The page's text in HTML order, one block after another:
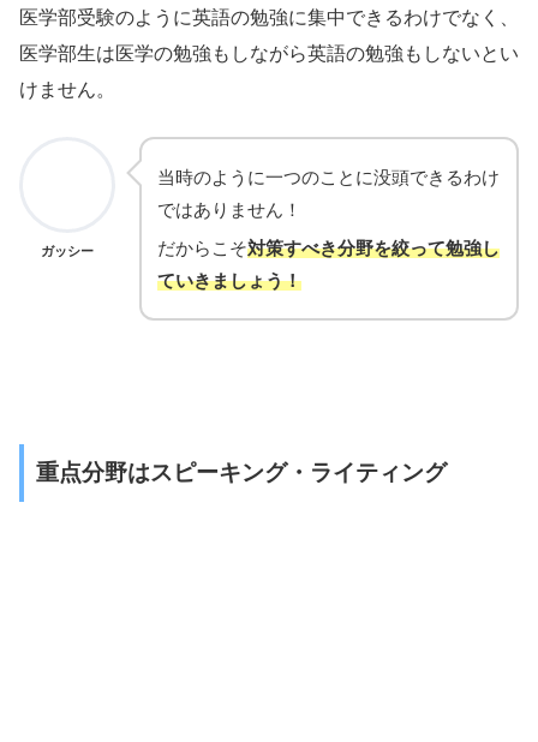
医学部受験のように英語の勉強に集中できるわけでなく、
医学部生は医学の勉強もしながら英語の勉強もしないとい
けません。
ガッシー
当時のように一つのことに没頭できるわけ
ではありません！
だからこそ対策すべき分野を絞って勉強し
ていきましょう！
重点分野はスピーキング・ライティング